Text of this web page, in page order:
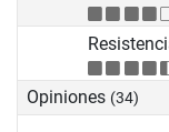
Opiniones (34)